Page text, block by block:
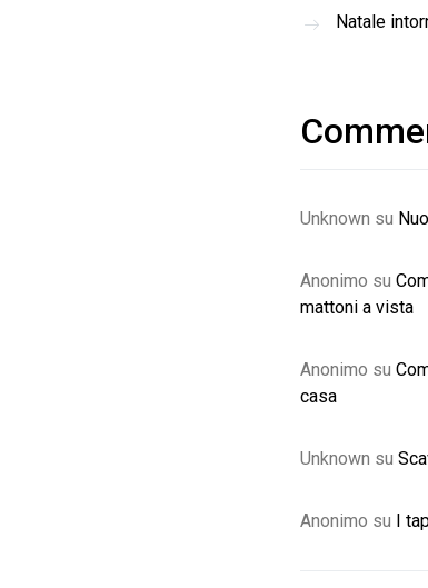
Natale
Unknown su
Anonimo su
mattoni a vista
Anonimo su
casa
Unknown su
Anonimo su I